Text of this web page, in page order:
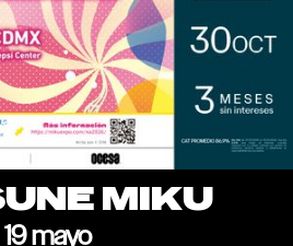
MIKU
19 mayo